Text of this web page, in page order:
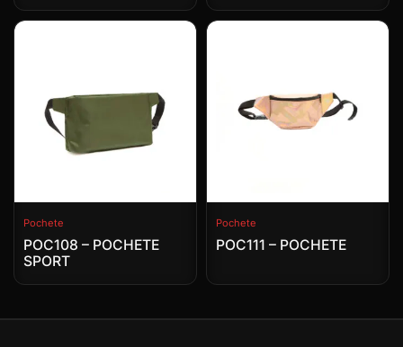
Pochete
POC108 – POCHETE
SPORT
Pochete
POC111 – POCHETE